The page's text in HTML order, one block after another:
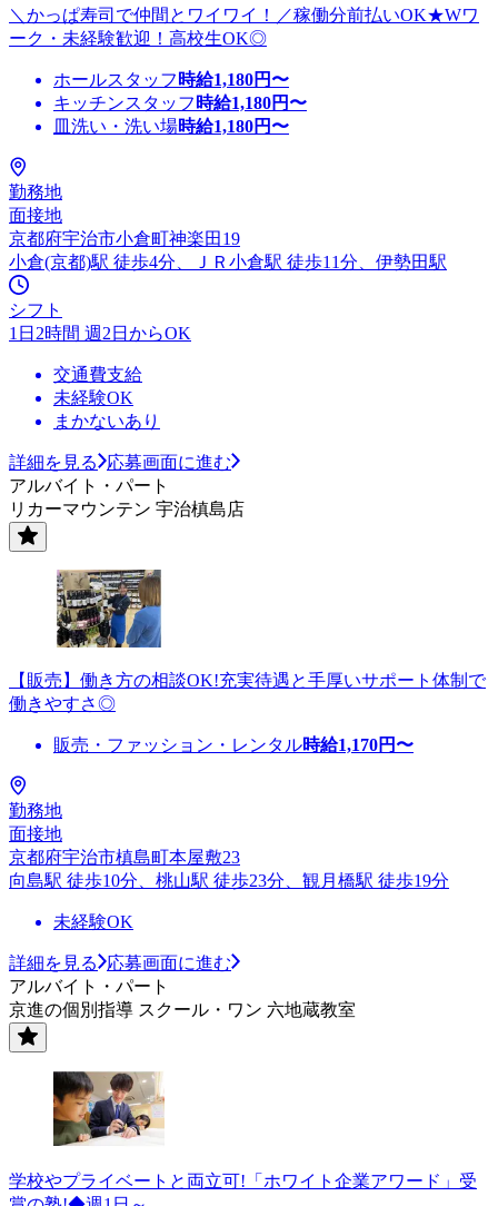
＼かっぱ寿司で仲間とワイワイ！／稼働分前払いOK★Wワ
ーク・未経験歓迎！高校生OK◎
ホールスタッフ 時給1,180円〜
キッチンスタッフ 時給1,180円〜
皿洗い・洗い場時給1,180円〜
勤務地
面接地
京都府宇治市小倉町神楽田19
小倉(京都)駅 徒歩4分、ＪＲ小倉駅 徒歩11分、伊勢田駅
シフト
1日2時間 週2日からOK
交通費支給
未経験OK
まかないあり
詳細を見る
応募画面に進む
アルバイト・パート
リカーマウンテン 宇治槙島店
【販売】働き方の相談OK!充実待遇と手厚いサポート体制で
働きやすさ◎
販売・ファッション・レンタル時給1,170円〜
勤務地
面接地
京都府宇治市槙島町本屋敷23
向島駅 徒歩10分、桃山駅 徒歩23分、観月橋駅 徒歩19分
未経験OK
詳細を見る
応募画面に進む
アルバイト・パート
京進の個別指導 スクール・ワン 六地蔵教室
学校やプライベートと両立可!「ホワイト企業アワード」受